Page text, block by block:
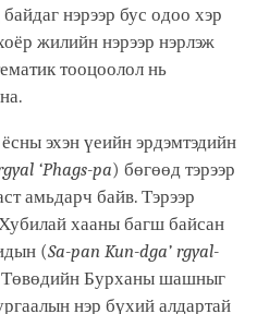
нэрээр бус одоо хэр
жилийн нэрээр нэрлэж
тооцоолол нь
эхэн үеийн эрдэмтэдийн
‘Phags-pa) бөгөөд тэрээр
амьдарч байв. Тэрээр
хааны багш байсан
(Sa-pan Kun-dga’ rgyal-
Бурханы шашныг
нэр бүхий алдартай